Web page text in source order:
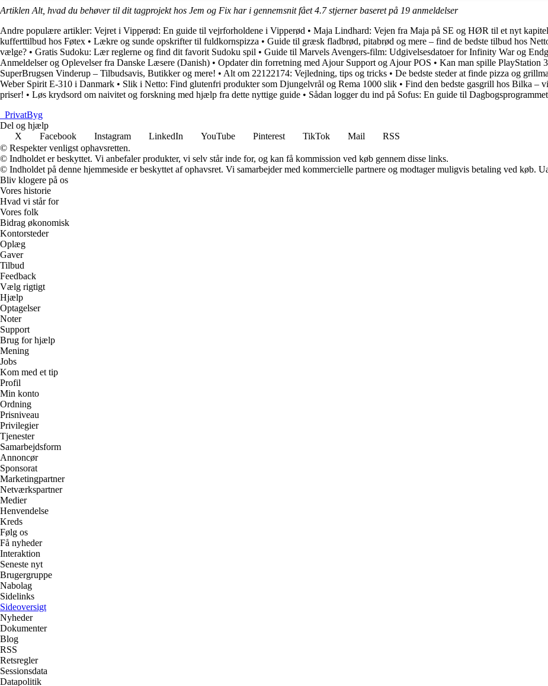
Artiklen Alt, hvad du behøver til dit tagprojekt hos Jem og Fix har i gennemsnit fået4.7stjerner baseret på 19 anmeldelser
Andre populære artikler: Vejret i Vipperød: En guide til vejrforholdene i Vipperød • Maja Lindhard: Vejen fra Maja på SE og HØR til et nyt kapitel
kufferttilbud hos Føtex • Lækre og sunde opskrifter til fuldkornspizza • Guide til græsk fladbrød, pitabrød og mere – find de bedste tilbud hos
vælge? • Gratis Sudoku: Lær reglerne og find dit favorit Sudoku spil • Guide til Marvels Avengers-film: Udgivelsesdatoer for Infinity War og
Anmeldelser og Oplevelser fra Danske Læsere (Danish) • Opdater din forretning med Ajour Support og Ajour POS • Kan man spille PlayStation
SuperBrugsen Vinderup – Tilbudsavis, Butikker og mere! • Alt om 22122174: Vejledning, tips og tricks • De bedste steder at finde pizza og
Weber Spirit E-310 i Danmark • Slik i Netto: Find glutenfri produkter som Djungelvrål og Rema 1000 slik • Find den bedste gasgrill hos Bilka –
priser! • Løs krydsord om naivitet og forskning med hjælp fra dette nyttige guide • Sådan logger du ind på Sofus: En guide til
PrivatByg
Del og hjælp
X
Facebook Instagram LinkedIn YouTube Pinterest TikTok Mail
RSS
© Respekter venligst ophavsretten.
© Indholdet er beskyttet. Vi anbefaler produkter, vi selv står inde for, og kan få kommission ved køb gennem disse links.
© Indholdet på denne hjemmeside er beskyttet af ophavsret. Vi samarbejder med kommercielle partnere og modtager muligvis betaling ved køb.
Bliv klogere på os
Vores historie
Hvad vi står for
Vores folk
Bidrag økonomisk
Kontorsteder
Oplæg
Gaver
Tilbud
Feedback
Vælg rigtigt
Hjælp
Optagelser
Noter
Support
Brug for hjælp
Mening
Jobs
Kom med et tip
Profil
Min konto
Ordning
Prisniveau
Privilegier
Tjenester
Samarbejdsform
Annoncør
Sponsorat
Marketingpartner
Netværkspartner
Medier
Henvendelse
Kreds
Følg os
Få nyheder
Interaktion
Seneste nyt
Brugergruppe
Nabolag
Sidelinks
Sideoversigt
Nyheder
Dokumenter
Blog
RSS
Retsregler
Sessionsdata
Datapolitik